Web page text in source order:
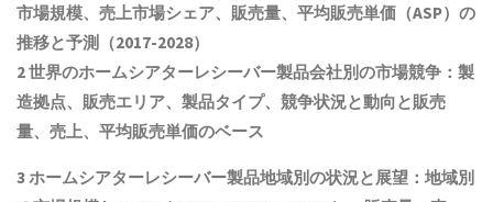
市場規模、売上市場シェア、販売量、平均販売単価（ASP）の
推移と予測 （2017-2028）
2 世界のホームシアターレシーバー製品会社別の市場競争：製
造拠点、販売エリア、製品タイプ、競争状況と動向と販売
量、売上、平均販売単価のベース
3ホームシアターレシーバー製品地域別の状況と展望：地域別